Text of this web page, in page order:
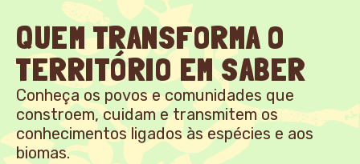
QUEM TRANSFORMA O
TERRITÓRIO EM SABER
Conheça os povos e comunidades que
constroem, cuidam e transmitem os
conhecimentos ligados às espécies e aos
biomas.